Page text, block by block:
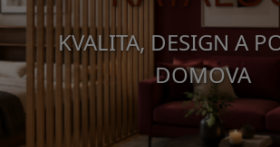
KVALITA, DESIGN A
DOMOVA